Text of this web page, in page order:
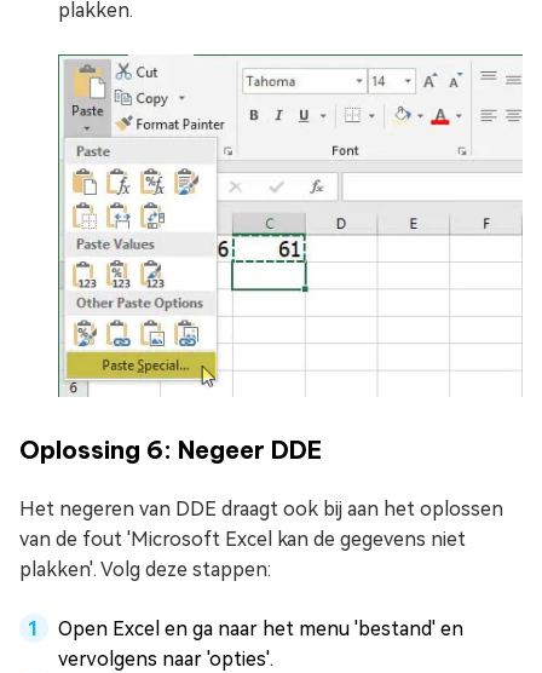
plakken.
Oplossing 6: Negeer DDE
Het negeren van DDE draagt ook bij aan het oplossen
van de fout 'Microsoft Excel kan de gegevens niet
plakken'. Volg deze stappen:
Open Excel en ga naar het menu 'bestand' en
vervolgens naar 'opties'.